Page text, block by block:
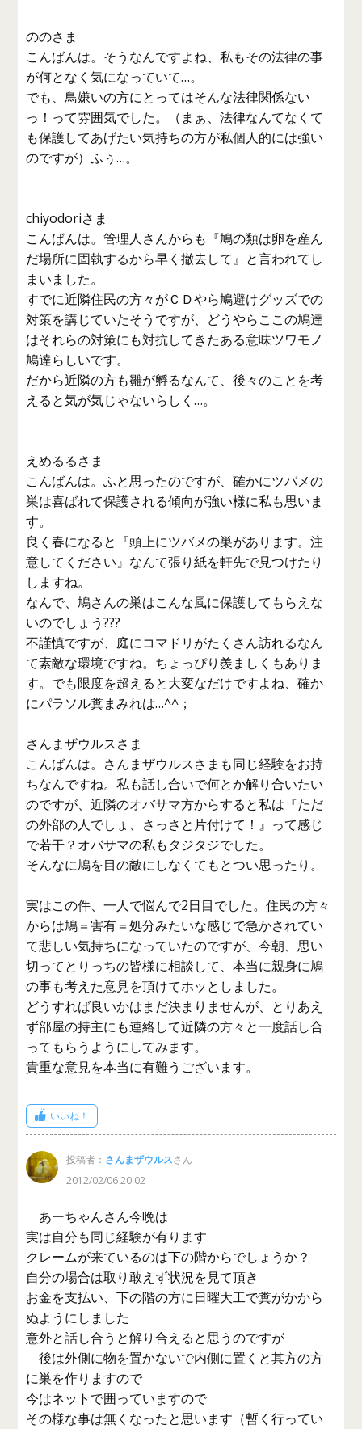
ののさま
こんばんは。そうなんですよね、私もその法律の事
が何となく気になっていて…。
でも、鳥嫌いの方にとってはそんな法律関係ない
っ！って雰囲気でした。（まぁ、法律なんてなくて
も保護してあげたい気持ちの方が私個人的には強い
のですが）ふぅ…。
chiyodoriさま
こんばんは。管理人さんからも『鳩の類は卵を産ん
だ場所に固執するから早く撤去して』と言われてし
まいました。
すでに近隣住民の方々がＣＤやら鳩避けグッズでの
対策を講じていたそうですが、どうやらここの鳩達
はそれらの対策にも対抗してきたある意味ツワモノ
鳩達らしいです。
だから近隣の方も雛が孵るなんて、後々のことを考
えると気が気じゃないらしく…。
えめるるさま
こんばんは。ふと思ったのですが、確かにツバメの
巣は喜ばれて保護される傾向が強い様に私も思いま
す。
良く春になると『頭上にツバメの巣があります。注
意してください』なんて張り紙を軒先で見つけたり
しますね。
なんで、鳩さんの巣はこんな風に保護してもらえな
いのでしょう???
不謹慎ですが、庭にコマドリがたくさん訪れるなん
て素敵な環境ですね。ちょっぴり羨ましくもありま
す。でも限度を超えると大変なだけですよね、確か
にパラソル糞まみれは…^^；
さんまザウルスさま
こんばんは。さんまザウルスさまも同じ経験をお持
ちなんですね。私も話し合いで何とか解り合いたい
のですが、近隣のオバサマ方からすると私は『ただ
の外部の人でしょ、さっさと片付けて！』って感じ
で若干？オバサマの私もタジタジでした。
そんなに鳩を目の敵にしなくてもとつい思ったり。
実はこの件、一人で悩んで2日目でした。住民の方々
からは鳩＝害有＝処分みたいな感じで急かされてい
て悲しい気持ちになっていたのですが、今朝、思い
切ってとりっちの皆様に相談して、本当に親身に鳩
の事も考えた意見を頂けてホッとしました。
どうすれば良いかはまだ決まりませんが、とりあえ
ず部屋の持主にも連絡して近隣の方々と一度話し合
ってもらうようにしてみます。
貴重な意見を本当に有難うございます。
いいね！
投稿者： さんまザウルスさん
2012/02/06 20:02
あーちゃんさん今晩は
実は自分も同じ経験が有ります
クレームが来ているのは下の階からでしょうか？
自分の場合は取り敢えず状況を見て頂き
お金を支払い、下の階の方に日曜大工で糞がかから
ぬようにしました
意外と話し合うと解り合えると思うのですが
後は外側に物を置かないで内側に置くと其方の方
に巣を作りますので
今はネットで囲っていますので
その様な事は無くなったと思います（暫く行ってい